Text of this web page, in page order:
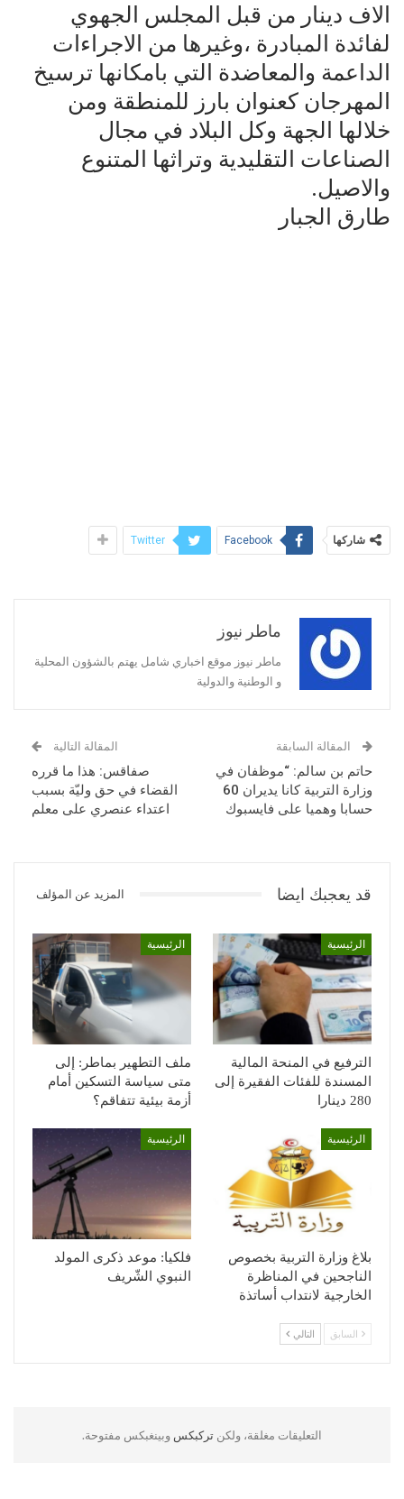
الاف دينار من قبل المجلس الجهوي
لفائدة المبادرة ،وغيرها من الاجراءات
الداعمة والمعاضدة التي بامكانها ترسيخ
المهرجان كعنوان بارز للمنطقة ومن
خلالها الجهة وكل البلاد في مجال
الصناعات التقليدية وتراثها المتنوع
والاصيل.
طارق الجبار
شاركها Facebook
Twitter
ماطر نيوز
ماطر نيوز موقع اخباري شامل يهتم بالشؤون المحلية
و الوطنية والدولية
المقالة السابقة
حاتم بن سالم: “موظفان في
وزارة التربية كانا يديران 60
حسابا وهميا على فايسبوك
المقالة التالية
صفاقس: هذا ما قرره
القضاء في حق وليّة بسبب
اعتداء عنصري على معلم
قد يعجبك ايضا المزيد عن المؤلف
الرئيسية
الترفيع في المنحة المالية
المسندة للفئات الفقيرة إلى
280 دينارا
الرئيسية
ملف التطهير بماطر: إلى
متى سياسة التسكين أمام
أزمة بيئية تتفاقم؟
الرئيسية
بلاغ وزارة التربية بخصوص
الناجحين في المناظرة
الخارجية لانتداب أساتذة
الرئيسية
فلكيا: موعد ذكرى المولد
النبوي الشّريف
السابق التالي
التعليقات مغلقة، ولكن تركبكس وبينغبكس مفتوحة.